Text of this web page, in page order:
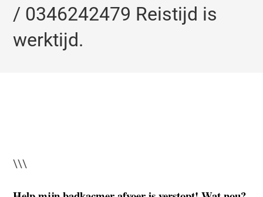
/ 0346242479 Reistijd is
werktijd.
\\\